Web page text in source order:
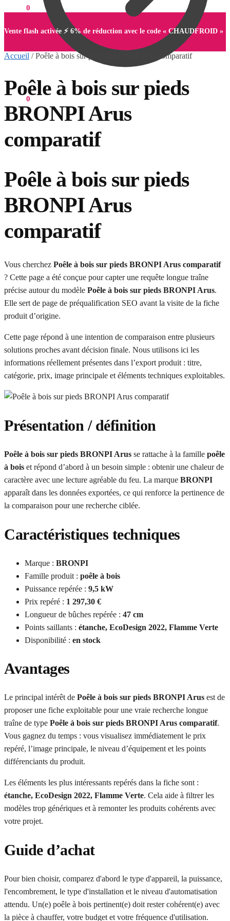
0
0
Vente flash activée ⚡ 6% de réduction avec le code « CHAUDFROID »
Accueil /Poêle à bois sur pieds BRONPI Arus comparatif
Poêle à bois sur pieds
BRONPI Arus
comparatif
Poêle à bois sur pieds
BRONPI Arus
comparatif
Vous cherchez Poêle à bois sur pieds BRONPI Arus comparatif
? Cette page a été conçue pour capter une requête longue traîne
précise autour du modèle Poêle à bois sur pieds BRONPI Arus.
Elle sert de page de préqualification SEO avant la visite de la fiche
produit d’origine.
Cette page répond à une intention de comparaison entre plusieurs
solutions proches avant décision finale. Nous utilisons ici les
informations réellement présentes dans l’export produit : titre,
catégorie, prix, image principale et éléments techniques exploitables.
Présentation / définition
Poêle à bois sur pieds BRONPI Arus se rattache à la famille poêle
à bois et répond d’abord à un besoin simple : obtenir une chaleur de
caractère avec une lecture agréable du feu. La marque BRONPI
apparaît dans les données exportées, ce qui renforce la pertinence de
la comparaison pour une recherche ciblée.
Caractéristiques techniques
Marque : BRONPI
Famille produit : poêle à bois
Puissance repérée : 9,5 kW
Prix repéré : 1 297,30 €
Longueur de bûches repérée : 47 cm
Points saillants : étanche, EcoDesign 2022, Flamme Verte
Disponibilité : en stock
Avantages
Le principal intérêt de Poêle à bois sur pieds BRONPI Arus est de
proposer une fiche exploitable pour une vraie recherche longue
traîne de type Poêle à bois sur pieds BRONPI Arus comparatif.
Vous gagnez du temps : vous visualisez immédiatement le prix
repéré, l’image principale, le niveau d’équipement et les points
différenciants du produit.
Les éléments les plus intéressants repérés dans la fiche sont :
étanche, EcoDesign 2022, Flamme Verte. Cela aide à filtrer les
modèles trop génériques et à remonter les produits cohérents avec
votre projet.
Guide d’achat
Pour bien choisir, comparez d'abord le type d'appareil, la puissance,
l'encombrement, le type d'installation et le niveau d'automatisation
attendu. Un(e) poêle à bois pertinent(e) doit rester cohérent(e) avec
la pièce à chauffer, votre budget et votre fréquence d'utilisation.